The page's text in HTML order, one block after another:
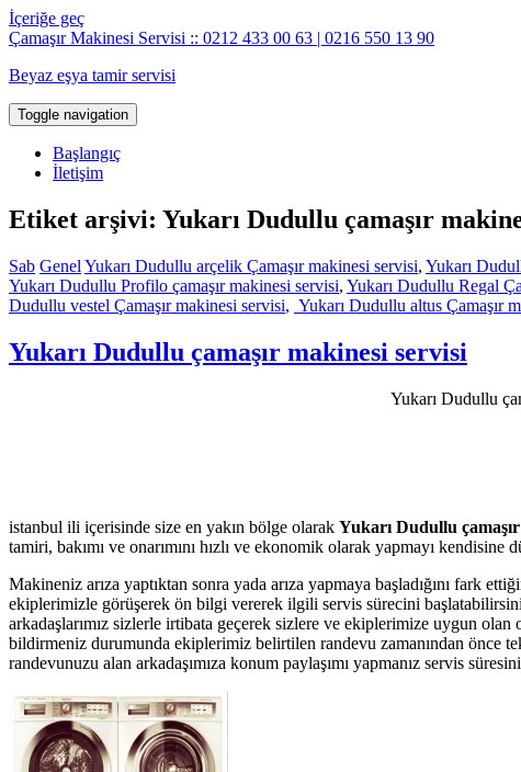
İçeriğe geç
Çamaşır Makinesi Servisi :: 0212 433 00 63 | 0216 550 13 90
Beyaz eşya tamir servisi
Toggle navigation
Başlangıç
İletişim
Etiket arşivi: Yukarı Dudullu çamaşır
Sab Genel Yukarı Dudullu arçelik Çamaşır makinesi servisi, Yukarı
Yukarı Dudullu Profilo çamaşır makinesi servisi, Yukarı Dudullu Regal
Dudullu vestel Çamaşır makinesi servisi, Yukarı Dudullu altus Çamaşır
Yukarı Dudullu çamaşır makinesi servisi
Yukarı Dudullu
istanbul ili içerisinde size en yakın bölge olarak Yukarı Dudullu
tamiri, bakımı ve onarımını hızlı ve ekonomik olarak yapmayı kendisine
Makineniz arıza yaptıktan sonra yada arıza yapmaya başladığını fark
ekiplerimizle görüşerek ön bilgi vererek ilgili servis sürecini
arkadaşlarımız sizlerle irtibata geçerek sizlere ve ekiplerimize uygun
bildirmeniz durumunda ekiplerimiz belirtilen randevu zamanından önce
randevunuzu alan arkadaşımıza konum paylaşımı yapmanız servis